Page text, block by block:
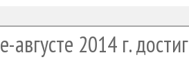
2014 г. достиг